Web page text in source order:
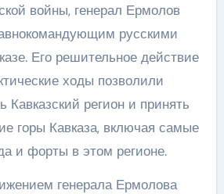
войны, генерал Ермолов
русскими
Его решительное действие
ходы позволили
Кавказский регион и принять
горы Кавказа, включая самые
и форты в этом регионе.
генерала Ермолова